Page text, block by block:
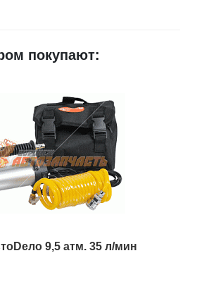
покупают:
9,5 атм. 35 л/мин